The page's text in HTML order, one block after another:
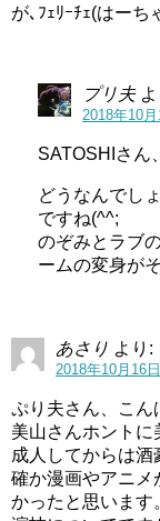
ですね。
関連記事
美山加恋の声
しかし実際に調べ
批判でした。
美山加恋さんはキ
画「ももへの手紙
が､ﾌｪﾘｰﾁｪ(はー
プリ夫
2018年10
SATOSHIさん
どうなんでし
ですね(^^;
のぞみとラブ
ームの変身が
あさり より:
2018年10月16
ぷり夫さん、こ
美山さんホントに
成人してからは
確か漫画やアニメ
かったと思います